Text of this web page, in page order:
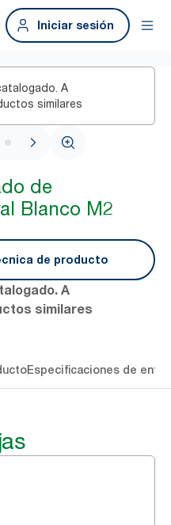
Iniciar sesión
A
similares
de
Blanco M2
de producto
A
similares
Especificaciones de